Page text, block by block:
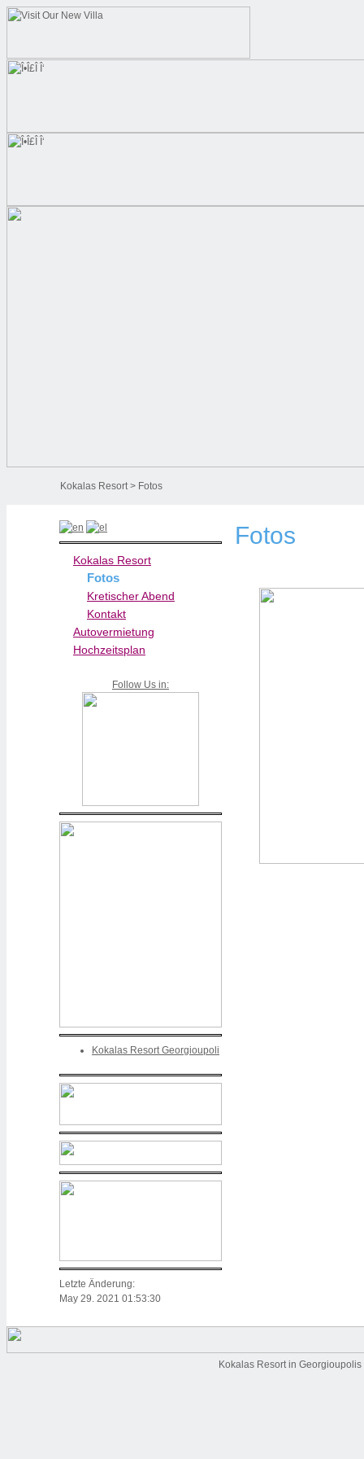
Kokalas Resort> Fotos
Kokalas Resort
Fotos
Kretischer Abend
Kontakt
Autovermietung
Hochzeitsplan
Follow Us in:
Kokalas Resort Georgioupoli
Letzte Änderung:
May 29. 2021 01:53:30
Fotos
Kokalas Resort in